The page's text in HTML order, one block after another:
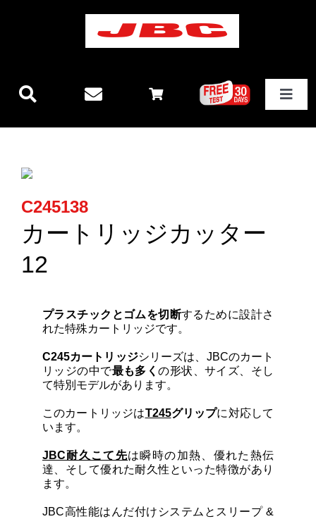
Toggle
JBCテクノロジー
新製品情報
ステーション
その他製品
カートリッジとこて先
サポート
お問合せ
ショッピングカート
C245138
カートリッジカッター
12
プラスチックとゴムを切断するために設計さ
れた特殊カートリッジです。
C245カートリッジシリーズは、JBCのカート
リッジの中で最も多くの形状、サイズ、そし
て特別モデルがあります。
このカートリッジはT245グリップに対応して
います。
JBC耐久こて先は瞬時の加熱、優れた熱伝
達、そして優れた耐久性といった特徴があり
ます。
JBC高性能はんだ付けシステムとスリープ &